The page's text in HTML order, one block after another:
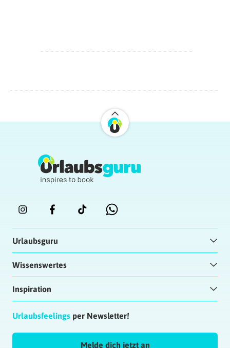
Urlaubsguru
Wissenswertes
Inspiration
Urlaubsfeelings per Newsletter!
Melde dich jetzt an